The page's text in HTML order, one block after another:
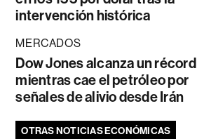
intervención histórica
MERCADOS
Dow Jones alcanza un récord
mientras cae el petróleo por
señales de alivio desde Irán
OTRAS NOTICIAS ECONÓMICAS